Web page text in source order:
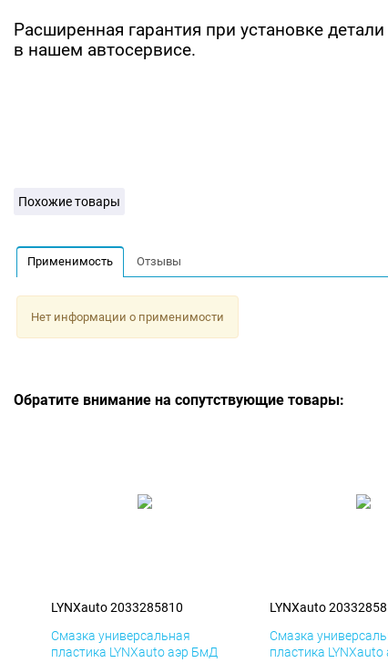
Расширенная гарантия при установке детали
в нашем автосервисе.
Похожие товары
Применимость Отзывы
Нет информации о применимости
Обратите внимание на сопутствующие товары:
LYNXauto 2033285810
Смазка универсальная
пластика LYNXauto аэр БмД
LYNXauto
Смазка
пластика